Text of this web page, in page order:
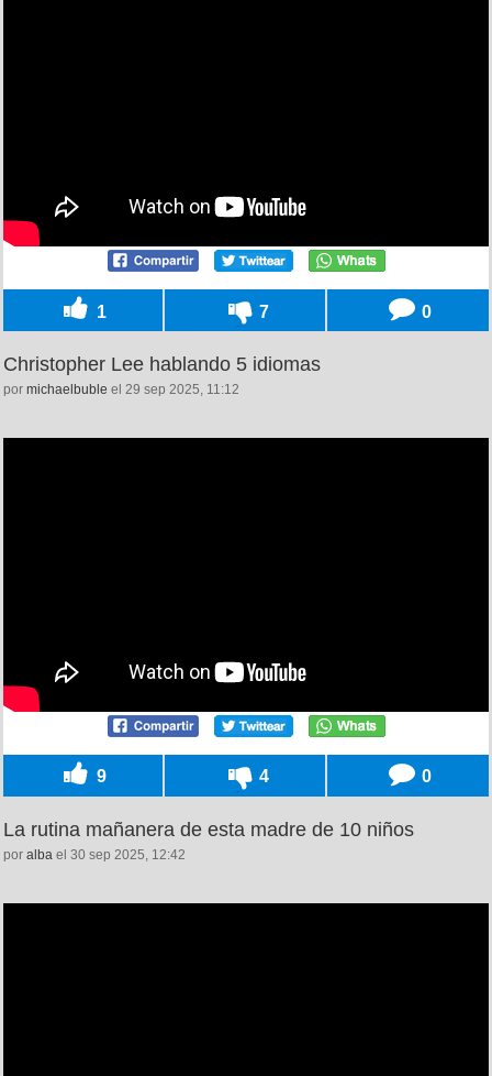
1 7 0
Christopher Lee hablando 5 idiomas
por michaelbuble el 29 sep 2025, 11:12
9 4 0
La rutina mañanera de esta madre de 10 niños
por alba el 30 sep 2025, 12:42